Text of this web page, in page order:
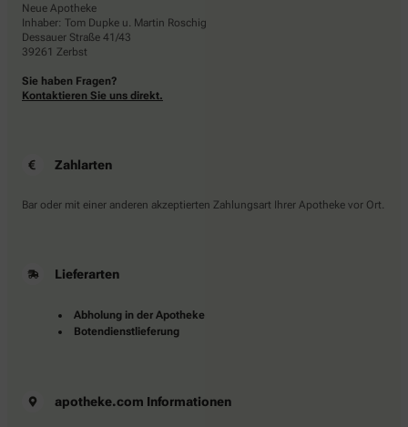
Neue Apotheke
Inhaber: Tom Dupke u. Martin Roschig
Dessauer Straße 41/43
39261 Zerbst
Sie haben Fragen?
Kontaktieren Sie uns direkt.
Zahlarten
Bar oder mit einer anderen akzeptierten Zahlungsart Ihrer Apotheke vor Ort.
Lieferarten
Abholung in der Apotheke
Botendienstlieferung
apotheke.com Informationen